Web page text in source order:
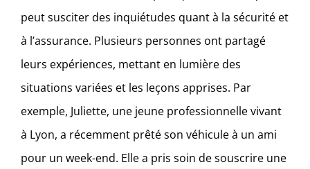
peut susciter des inquiétudes quant à la sécurité et
à l’assurance. Plusieurs personnes ont partagé
leurs expériences, mettant en lumière des
situations variées et les leçons apprises. Par
exemple, Juliette, une jeune professionnelle vivant
à Lyon, a récemment prêté son véhicule à un ami
pour un week-end. Elle a pris soin de souscrire une